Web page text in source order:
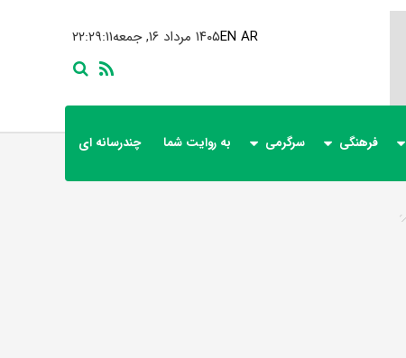
۲۲:۲۹:۱۲ ۱۴۰۵ مرداد ۱۶, جمعهEN AR
فرهنگی سرگرمی به روایت شما چندرسانه ای